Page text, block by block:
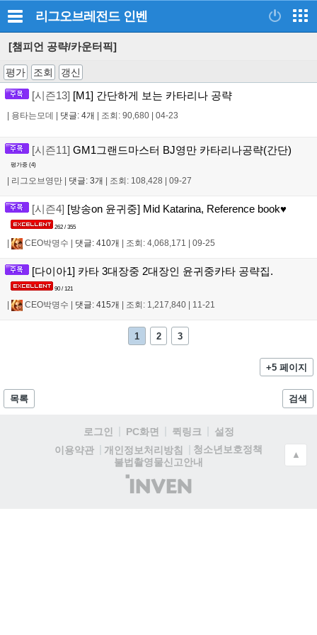
리그오브레전드 인벤
[챔피언 공략/카운터픽]
평가 조회 갱신
[시즌13] [M1] 간단하게 보는 카타리나 공략
용타는모데 댓글: 4개 조회: 90,680 04-23
[시즌11] GM1그랜드마스터 BJ영만 카타리나공략(간단)
평가중 (4)
리그오브영만 댓글: 3개 조회: 108,428 09-27
[시즌4] [방송on 윤귀중] Mid Katarina, Reference book♥
262 / 355
| CEO박명수 | 댓글: 410개 | 조회: 4,068,171 | 09-25
[다이아1] 카타 3대장중 2대장인 윤귀중카타 공략집.
90 / 121
CEO박명수 댓글: 415개 조회: 1,217,840 11-21
1 2 3
+5 페이지
목록 검색
로그인 PC화면 퀵링크
설정
이용약관
개인정보처리방침
청소년보호정책
불법촬영물신고안내
(주)
인
▲